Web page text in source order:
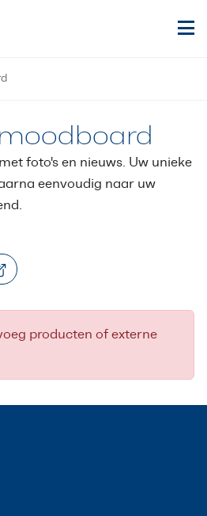
foto's en nieuws. Uw unieke
eenvoudig naar uw
producten of externe